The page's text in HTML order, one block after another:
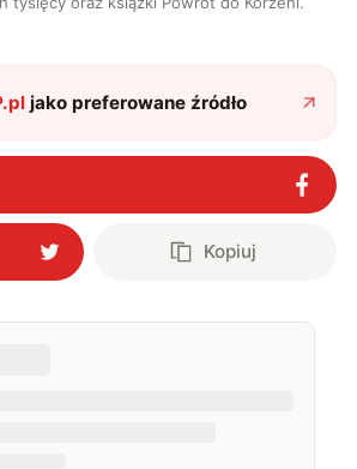
jako preferowane źródło
Kopiuj